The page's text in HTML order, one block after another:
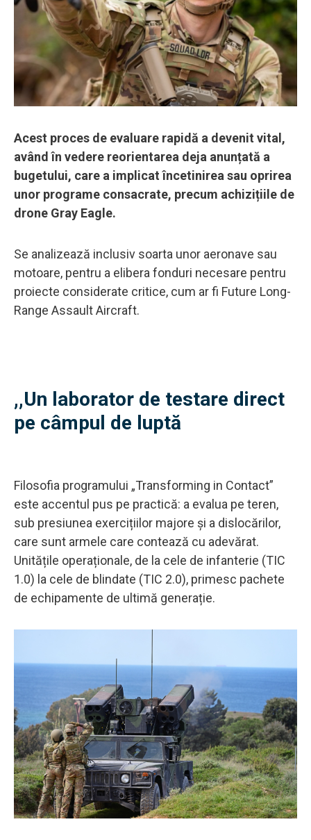
Acest proces de evaluare rapidă a devenit vital,
având în vedere reorientarea deja anunțată a
bugetului, care a implicat încetinirea sau oprirea
unor programe consacrate, precum achizițiile de
drone Gray Eagle.
Se analizează inclusiv soarta unor aeronave sau
motoare, pentru a elibera fonduri necesare pentru
proiecte considerate critice, cum ar fi Future Long-
Range Assault Aircraft.
,,Un laborator de testare direct
pe câmpul de luptă
Filosofia programului „Transforming in Contact”
este accentul pus pe practică: a evalua pe teren,
sub presiunea exercițiilor majore și a dislocărilor,
care sunt armele care contează cu adevărat.
Unitățile operaționale, de la cele de infanterie (TIC
1.0) la cele de blindate (TIC 2.0), primesc pachete
de echipamente de ultimă generație.